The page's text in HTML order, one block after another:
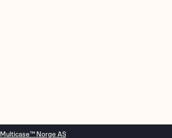
Multicase™ Norge AS